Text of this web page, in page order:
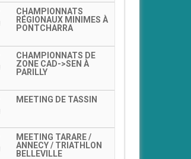
CHAMPIONNATS
RÉGIONAUX MINIMES À
PONTCHARRA
CHAMPIONNATS DE
ZONE CAD->SEN À
PARILLY
MEETING DE TASSIN
MEETING TARARE /
ANNECY / TRIATHLON
BELLEVILLE